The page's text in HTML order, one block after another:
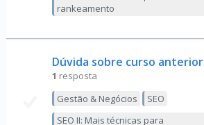
rankeamento
Dúvida sobre curso anterior
1 resposta
Gestão & Negócios
SEO
SEO II: Mais técnicas para